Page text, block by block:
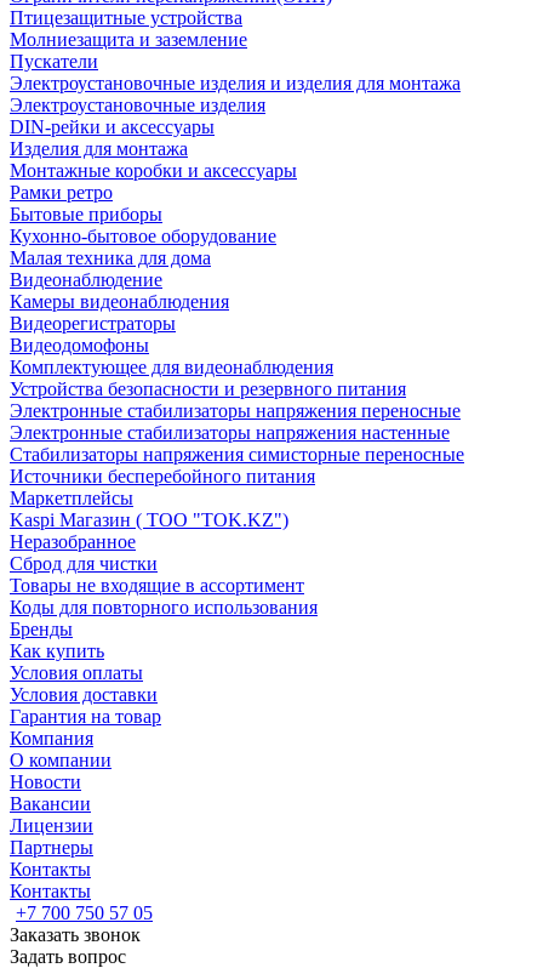
Птицезащитные устройства
Молниезащита и заземление
Пускатели
Электроустановочные изделия и изделия для монтажа
Электроустановочные изделия
DIN-рейки и аксессуары
Изделия для монтажа
Монтажные коробки и аксессуары
Рамки ретро
Бытовые приборы
Кухонно-бытовое оборудование
Малая техника для дома
Видеонаблюдение
Камеры видеонаблюдения
Видеорегистраторы
Видеодомофоны
Комплектующее для видеонаблюдения
Устройства безопасности и резервного питания
Электронные стабилизаторы напряжения переносные
Электронные стабилизаторы напряжения настенные
Стабилизаторы напряжения симисторные переносные
Источники бесперебойного питания
Маркетплейсы
Kaspi Магазин ( ТОО "TOK.KZ")
Неразобранное
Сброд для чистки
Товары не входящие в ассортимент
Коды для повторного использования
Бренды
Как купить
Условия оплаты
Условия доставки
Гарантия на товар
Компания
О компании
Новости
Вакансии
Лицензии
Партнеры
Контакты
Контакты
+7 700 750 57 05
Заказать звонок
Задать вопрос